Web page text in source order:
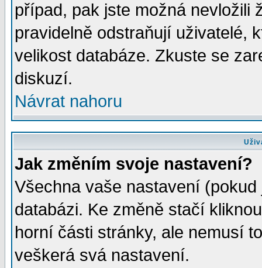
případ, pak jste možná nevložili
pravidelně odstraňují uživatelé,
velikost databáze. Zkuste se
diskuzí.
Návrat nahoru
Jak změním svoje nastavení?
Všechna vaše nastavení
databázi. Ke změně stačí
horní části stránky, ale nemusí
veškerá svá nastavení.